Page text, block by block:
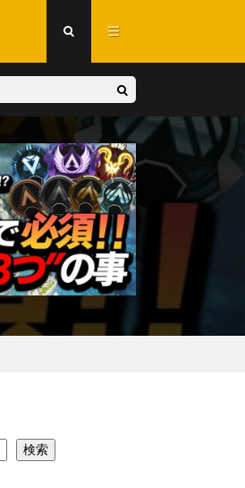
検索